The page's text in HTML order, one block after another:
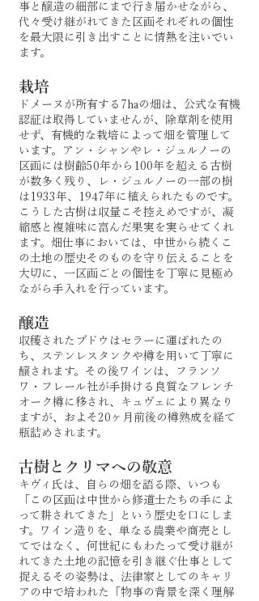
事と醸造の細部にまで行き届かせながら、
代々受け継がれてきた区画それぞれの個性
を最大限に引き出すことに情熱を注いでい
ます。
栽培
ドメーヌが所有する7haの畑は、公式な有機
認証は取得していませんが、除草剤を使用
せず、有機的な栽培によって畑を管理して
います。アン・シャンやレ・ジュルノーの
区画には樹齢50年から100年を超える古樹
が数多く残り、レ・ジュルノーの一部の樹
は1933年、1947年に植えられたものです。
こうした古樹は収量こそ控えめですが、凝
縮感と複雑味に富んだ果実を実らせてくれ
ます。畑仕事においては、中世から続くこ
の土地の歴史そのものを守り伝えることを
大切に、一区画ごとの個性を丁寧に見極め
ながら手入れを行っています。
醸造
収穫されたブドウはセラーに運ばれたの
ち、ステンレスタンクや樽を用いて丁寧に
醸されます。その後ワインは、フランソ
ワ・フレール社が手掛ける良質なフレンチ
オーク樽に移され、キュヴェにより異なり
ますが、およそ20ヶ月前後の樽熟成を経て
瓶詰めされます。
古樹とクリマへの敬意
キヴィ氏は、自らの畑を語る際、いつも
「この区画は中世から修道士たちの手によ
って耕されてきた」という歴史を口にしま
す。ワイン造りを、単なる農業や商売とし
てではなく、何世紀にもわたって受け継が
れてきた土地の記憶を引き継ぐ仕事として
捉えるその姿勢は、法律家としてのキャリ
アの中で培われた「物事の背景を深く理解